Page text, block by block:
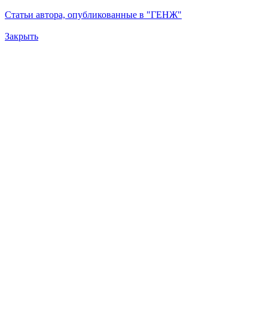
Статьи автора, опубликованные в "ГЕНЖ"
Закрыть